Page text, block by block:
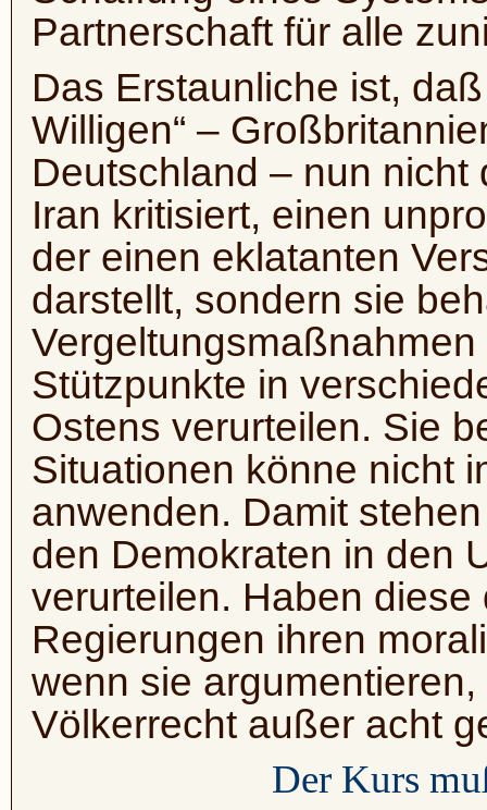
Partnerschaft für alle
Das Erstaunliche ist,
Willigen“ –
Deutschland – nun nicht
Iran kritisiert, einen
der einen eklatanten
darstellt, sondern sie
Stützpunkte in
Ostens verurteilen. Sie
Situationen könne nicht
anwenden. Damit
den Demokraten in den
verurteilen. Haben
Regierungen ihren
wenn sie
Völkerrecht außer acht
Der Kurs